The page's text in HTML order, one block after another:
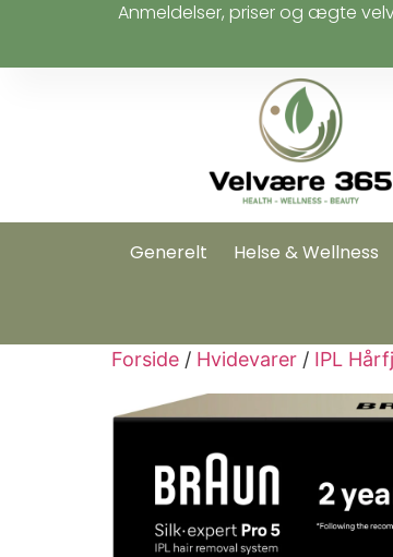
Anmeldelser, priser og ægte
Generelt Helse & Wellness
Forside / Hvidevarer / IPL